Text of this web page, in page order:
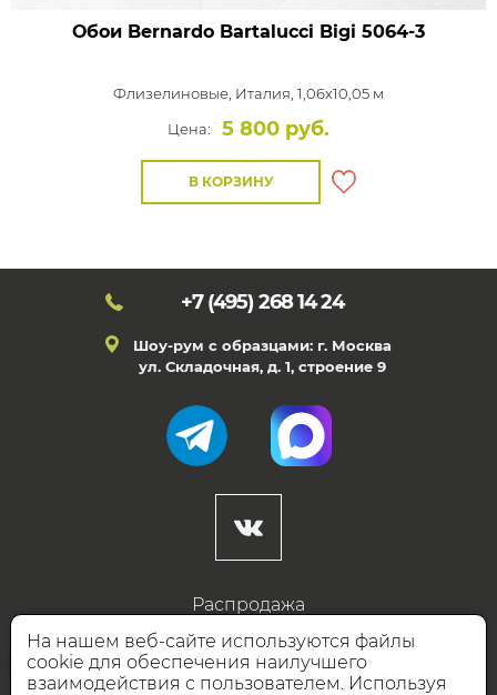
Обои Bernardo Bartalucci Bigi 5064-3
Флизелиновые, Италия, 1,06x10,05 м
Цена:
5 800 руб.
В КОРЗИНУ
+7 (495) 268 14 24
Шоу-рум с образцами: г. Москва
ул. Складочная, д. 1, строение 9
Распродажа
Готовые дизайны
Дизайнерам
На нашем веб-сайте используются файлы
cookie для обеспечения наилучшего
взаимодействия с пользователем. Используя